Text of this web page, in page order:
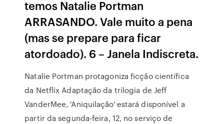
temos Natalie Portman
ARRASANDO. Vale muito a pena
(mas se prepare para ficar
atordoado). 6 – Janela Indiscreta.
Natalie Portman protagoniza ficção científica
da Netflix Adaptação da trilogia de Jeff
VanderMee, 'Aniquilação' estará disponível a
partir da segunda-feira, 12, no serviço de